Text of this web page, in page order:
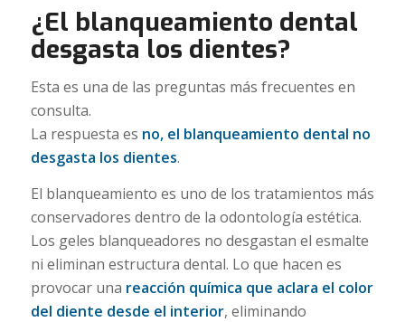
¿El blanqueamiento dental
desgasta los dientes?
Esta es una de las preguntas más frecuentes en
consulta.
La respuesta es no, el blanqueamiento dental no
desgasta los dientes.
El blanqueamiento es uno de los tratamientos más
conservadores dentro de la odontología estética.
Los geles blanqueadores no desgastan el esmalte
ni eliminan estructura dental. Lo que hacen es
provocar una reacción química que aclara el color
del diente desde el interior, eliminando